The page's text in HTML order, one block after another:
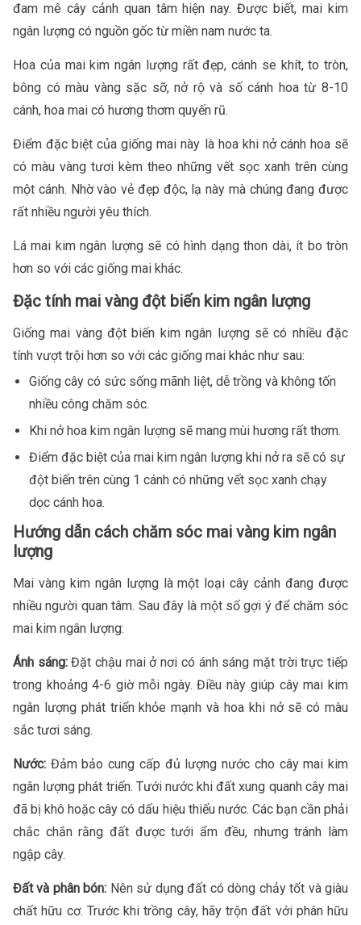
đam mê cây cảnh quan tâm hiện nay. Được biết, mai kim
ngân lượng có nguồn gốc từ miền nam nước ta.
Hoa của mai kim ngân lượng rất đẹp, cánh se khít, to tròn,
bông có màu vàng sặc sỡ, nở rộ và số cánh hoa từ 8-10
cánh, hoa mai có hương thơm quyến rũ.
Điểm đặc biệt của giống mai này là hoa khi nở cánh hoa sẽ
có màu vàng tươi kèm theo những vết sọc xanh trên cùng
một cánh. Nhờ vào vẻ đẹp độc, lạ này mà chúng đang được
rất nhiều người yêu thích.
Lá mai kim ngân lượng sẽ có hình dạng thon dài, ít bo tròn
hơn so với các giống mai khác.
Đặc tính mai vàng đột biến kim ngân lượng
Giống mai vàng đột biến kim ngân lượng sẽ có nhiều đặc
tính vượt trội hơn so với các giống mai khác như sau:
Giống cây có sức sống mãnh liệt, dễ trồng và không tốn
nhiều công chăm sóc.
Khi nở hoa kim ngân lượng sẽ mang mùi hương rất thơm.
Điểm đặc biệt của mai kim ngân lượng khi nở ra sẽ có sự
đột biến trên cùng 1 cánh có những vết sọc xanh chạy
dọc cánh hoa.
Hướng dẫn cách chăm sóc mai vàng kim ngân
lượng
Mai vàng kim ngân lượng là một loại cây cảnh đang được
nhiều người quan tâm. Sau đây là một số gợi ý để chăm sóc
mai kim ngân lượng:
Ánh sáng:Đặt chậu mai ở nơi có ánh sáng mặt trời trực tiếp
trong khoảng 4-6 giờ mỗi ngày. Điều này giúp cây mai kim
ngân lượng phát triển khỏe mạnh và hoa khi nở sẽ có màu
sắc tươi sáng.
Nước: Đảm bảo cung cấp đủ lượng nước cho cây mai kim
ngân lượng phát triển. Tưới nước khi đất xung quanh cây mai
đã bị khô hoặc cây có dấu hiệu thiếu nước. Các bạn cần phải
chắc chắn rằng đất được tưới ẩm đều, nhưng tránh làm
ngập cây.
Đất và phân bón: Nên sử dụng đất có dòng chảy tốt và giàu
chất hữu cơ. Trước khi trồng cây, hãy trộn đất với phân hữu